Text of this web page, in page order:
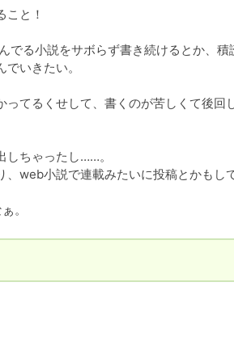
こと！
でる小説をサボらず書き続けるとか、
いきたい。
てるくせして、書くのが苦しくて後回
しちゃったし……。
web小説で連載みたいに投稿とかもし
。